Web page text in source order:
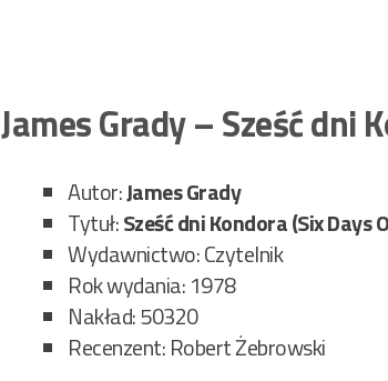
James Grady – Sześć dni
Autor:James Grady
Tytuł:Sześć dni Kondora (Six Days
Wydawnictwo: Czytelnik
Rok wydania: 1978
Nakład: 50320
Recenzent: Robert Żebrowski